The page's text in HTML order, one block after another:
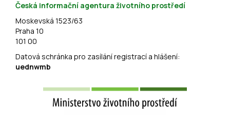
Česká informační agentura životního prostředí
Moskevská 1523/63
Praha 10
101 00
Datová schránka pro zasílání registrací a hlášení:
uednwmb